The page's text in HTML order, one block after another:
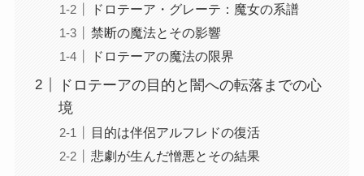
ドロテーア・グレーテ：魔女の系譜
禁断の魔法とその影響
ドロテーアの魔法の限界
ドロテーアの目的と闇への転落までの心
境
目的は伴侶アルフレドの復活
悲劇が生んだ憎悪とその結果